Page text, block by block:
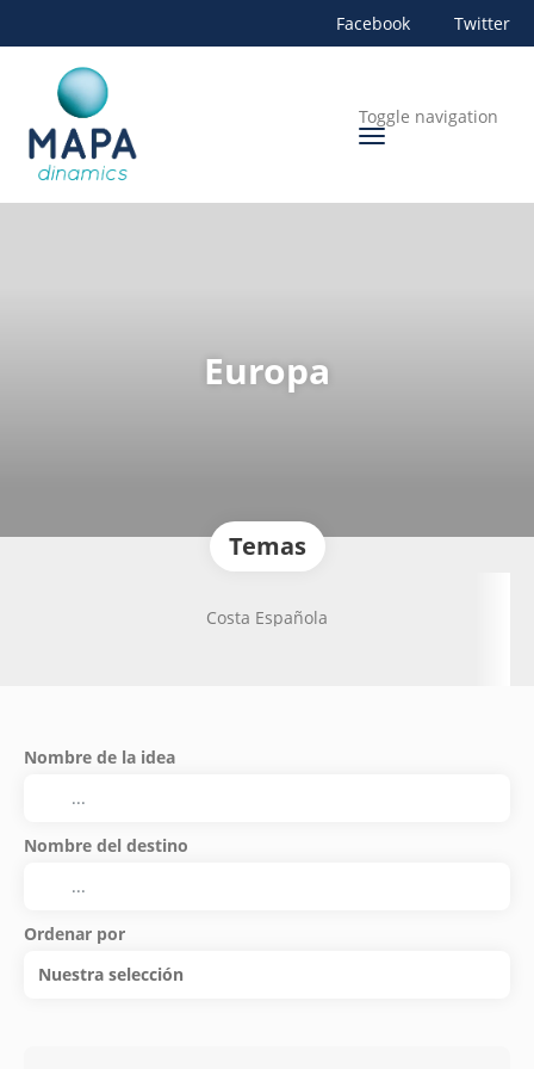
Facebook Twitter
Toggle navigation
Europa
Temas
Costa Española
Nombre de la idea
Nombre del destino
Ordenar por
Nuestra selección